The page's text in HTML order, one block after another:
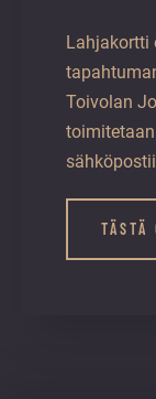
Lahjakortti
Toivolan
TÄSTÄ